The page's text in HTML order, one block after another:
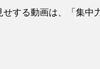
せする動画は、「集中